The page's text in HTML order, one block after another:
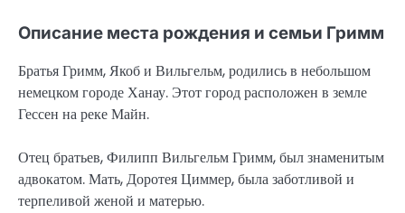
Описание места рождения и семьи Гримм
Братья Гримм, Якоб и Вильгельм, родились в небольшом
немецком городе Ханау. Этот город расположен в земле
Гессен на реке Майн.
Отец братьев, Филипп Вильгельм Гримм, был знаменитым
адвокатом. Мать, Доротея Циммер, была заботливой и
терпеливой женой и матерью.